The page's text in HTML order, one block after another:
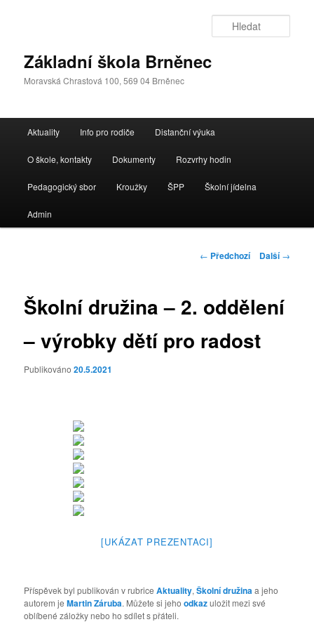
Základní škola Brněnec
Moravská Chrastová 100, 569 04 Brněnec
navigační
Aktuality Info pro rodiče Distanční výuka
O škole, kontakty Dokumenty Rozvrhy hodin
Pedagogický sbor Kroužky ŠPP Školní jídelna
Admin
Navigace
← Předchozí Další→
Školní družina – 2. oddělení
– výrobky dětí pro radost
Publikováno20.5.2021
[UKÁZAT PREZENTACI]
Příspěvek byl publikován v rubriceAktuality,Školní družinaa jeho
autorem jeMartin Záruba. Můžete si jehoodkazuložit mezi své
oblíbené záložky nebo ho sdílet s přáteli.